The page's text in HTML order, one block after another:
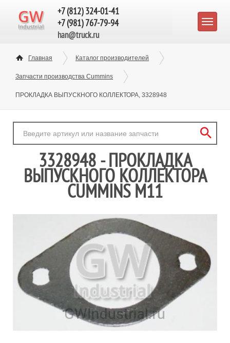
+7 (812) 324-01-41
+7 (981) 767-79-94
han@truck.ru
Главная Каталог производителей
Запчасти производства Cummins
ПРОКЛАДКА ВЫПУСКНОГО КОЛЛЕКТОРА, 3328948
3328948 - ПРОКЛАДКА
ВЫПУСКНОГО КОЛЛЕКТОРА
CUMMINS M11